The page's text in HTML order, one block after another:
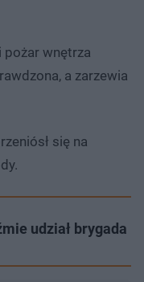
pożar wnętrza
a zarzewia
się na
udział brygada